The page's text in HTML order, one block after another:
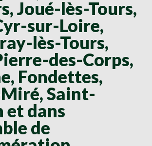
Joué-lès-Tours,
sur-Loire,
lès-Tours,
des-Corps,
Fondettes,
Saint-
dans
de